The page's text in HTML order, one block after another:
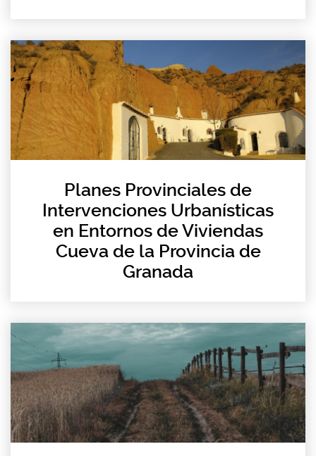
Planes Provinciales de
Intervenciones Urbanísticas
en Entornos de Viviendas
Cueva de la Provincia de
Granada